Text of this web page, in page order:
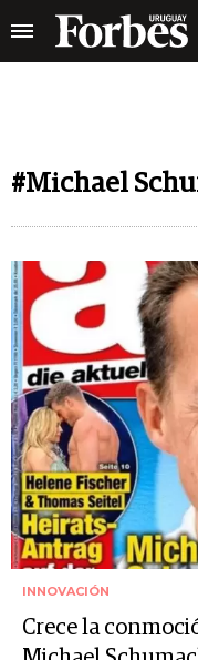
#Michael
INNOVACIÓN
Crece la